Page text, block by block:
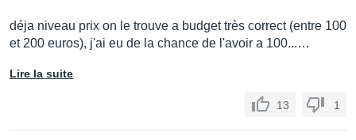
déja niveau prix on le trouve a budget très correct (entre 100
et 200 euros), j'ai eu de la chance de l'avoir a 100...…
Lire la suite
13 1